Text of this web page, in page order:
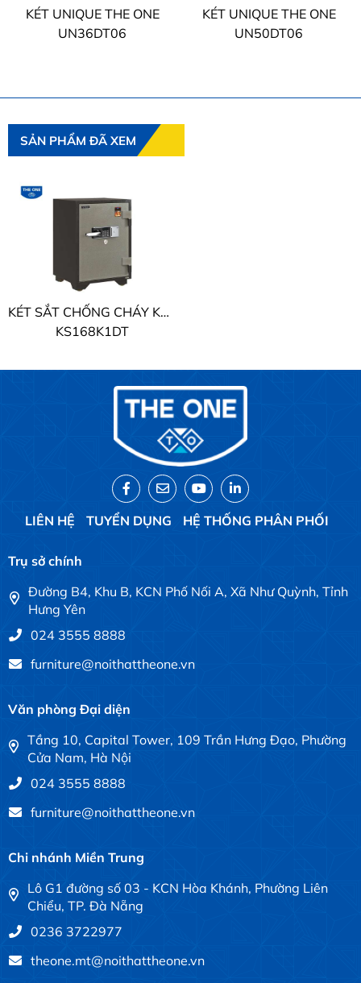
KÉT UNIQUE THE ONE
UN36DT06
KÉT UNIQUE THE ONE
UN50DT06
SẢN PHẨM ĐÃ XEM
KÉT SẮT CHỐNG CHÁY KS THE ONE
KS168K1DT
LIÊN HỆ TUYỂN DỤNG HỆ THỐNG PHÂN PHỐI
Trụ sở chính
Đường B4, Khu B, KCN Phố Nối A, Xã Như Quỳnh, Tỉnh
Hưng Yên
024 3555 8888
furniture@noithattheone.vn
Văn phòng Đại diện
Tầng 10, Capital Tower, 109 Trần Hưng Đạo, Phường
Cửa Nam, Hà Nội
024 3555 8888
furniture@noithattheone.vn
Chi nhánh Miền Trung
Lô G1 đường số 03 - KCN Hòa Khánh, Phường Liên
Chiểu, TP. Đà Nẵng
0236 3722977
theone.mt@noithattheone.vn